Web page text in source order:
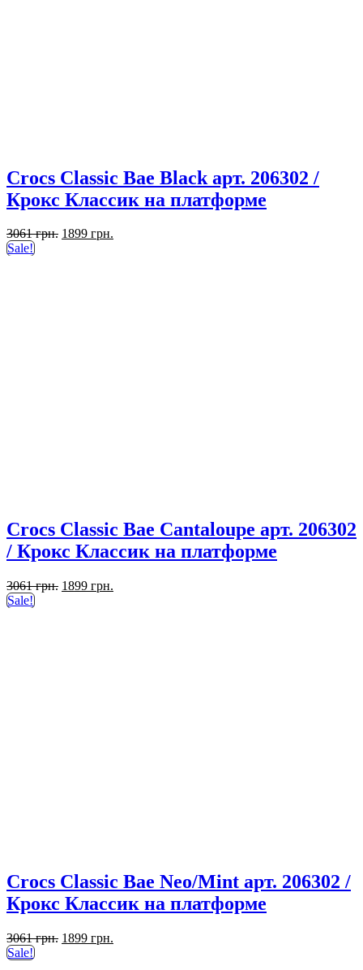
Crocs Classic Bae Black арт. 206302 /
Крокс Классик на платформе
3061грн. Первоначальная
1899 грн.
Sale!
Crocs Classic Bae Cantaloupe арт. 206302
/ Крокс Классик на платформе
3061грн. Первоначальная
1899 грн.
Sale!
Crocs Classic Bae Neo/Mint арт. 206302 /
Крокс Классик на платформе
3061грн. Первоначальная
1899 грн.
Sale!